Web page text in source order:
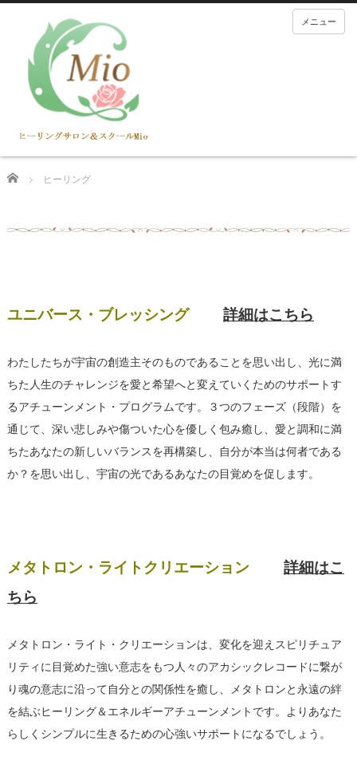
メニュー
Home ヒーリング
ユニバース・ブレッシング 詳細はこちら
わたしたちが宇宙の創造主そのものであることを思い出し、光に満
ちた人生のチャレンジを愛と希望へと変えていくためのサポートす
るアチューンメント・プログラムです。３つのフェーズ（段階）を
通じて、深い悲しみや傷ついた心を優しく包み癒し、愛と調和に満
ちたあなたの新しいバランスを再構築し、自分が本当は何者である
か？を思い出し、宇宙の光であるあなたの目覚めを促します。
メタトロン・ライトクリエーション
詳細はこ
ちら
メタトロン・ライト・クリエーションは、変化を迎えスピリチュア
リティに目覚めた強い意志をもつ人々のアカシックレコードに繋が
り魂の意志に沿って自分との関係性を癒し、メタトロンと永遠の絆
を結ぶヒーリング＆エネルギーアチューンメントです。よりあなた
らしくシンプルに生きるための心強いサポートになるでしょう。